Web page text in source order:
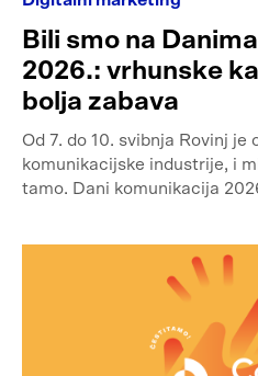
Bili smo na
2026.: vrhunske
bolja zabava
Od 7. do 10. svibnja Rovinj je
komunikacijske industrije, i
tamo. Dani komunikacija